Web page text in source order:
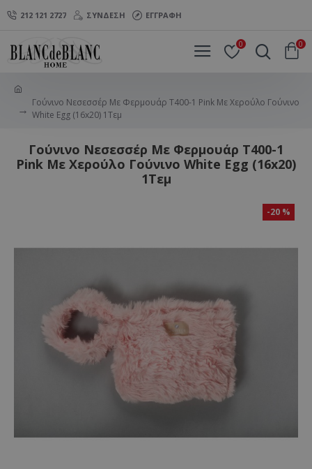
212 121 2727 ΣΎΝΔΕΣΗ ΕΓΓΡΑΦΉ
0 0
Γούνινο Νεσεσσέρ Με Φερμουάρ T400-1 Pink Με Χερούλο Γούνινο
White Egg (16x20) 1Τεμ
Γούνινο Νεσεσσέρ Με Φερμουάρ T400-1
Pink Με Χερούλο Γούνινο White Egg (16x20)
1Τεμ
-20 %